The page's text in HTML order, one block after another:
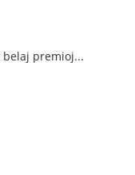
premioj...